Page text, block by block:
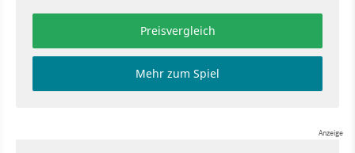
Preisvergleich
Mehr zum Spiel